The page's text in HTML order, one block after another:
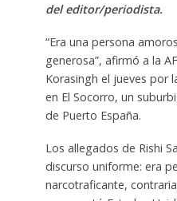
del editor/periodista.
“Era una persona
generosa”, afirmó a la
Korasingh el jueves por
en El Socorro, un
de Puerto España.
Los allegados de Rishi
discurso uniforme: era
narcotraficante,